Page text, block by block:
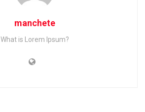
manchete
What is Lorem Ipsum?